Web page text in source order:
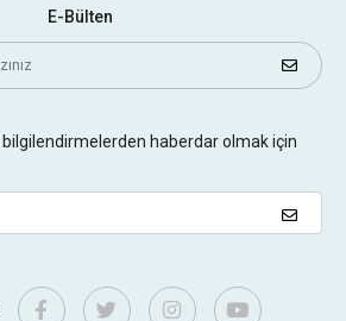
E-Bülten
haberdar olmak için